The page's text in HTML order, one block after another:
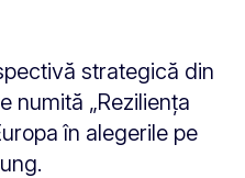
strategică din
numită „Reziliența
în alegerile pe